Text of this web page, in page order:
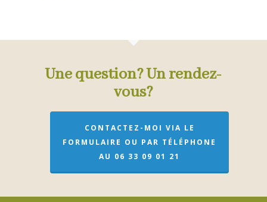
Une question? Un rendez-
vous?
CONTACTEZ-MOI VIA LE
FORMULAIRE OU PAR TÉLÉPHONE
AU 06 33 09 01 21